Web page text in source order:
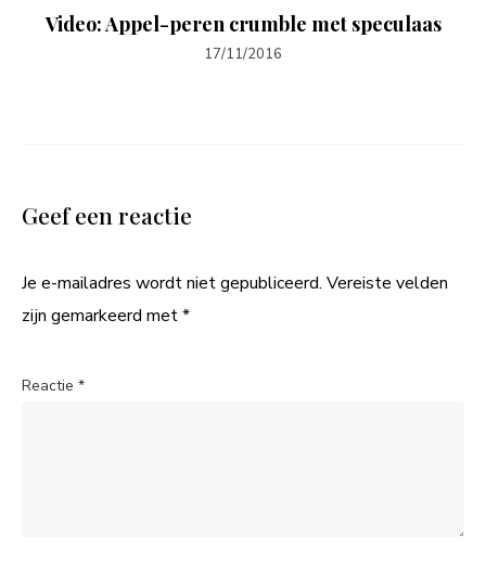
Video: Appel-peren crumble met speculaas
17/11/2016
Geef een reactie
Je e-mailadres wordt niet gepubliceerd. Vereiste velden
zijn gemarkeerd met*
Reactie *